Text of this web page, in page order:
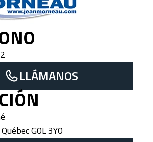
LLÁMANOS
QuébecG0L 3Y0